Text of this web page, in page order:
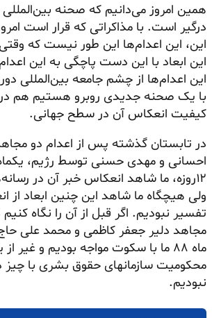
همین امروز می‌دانیم که صحنه
درگیر است. با مذاکراتی که قرار است
این، این اعدام‌ها این طور نیست که
این ابعاد با این دست پاچگی به این
این اعدام‌ها از چشم جامعه بین‌المللی
با یک صحنه جدیدی روبرو هستیم هم
کیفیت انعکاس آن در سطح جهانی.
در تابستان گذشته پس از اعدام دو
احسانی و مهدی حسنی توسط رژیم،
۱۲روزه، ما شاهد انعکاس خبر آن در
ولی هیچگاه ما شاهد این چنین ابعاد از
تفسیر نبودیم. اگر قبل از آن را نگاه
مجاهد دلیر جعفر کاظمی و محمد علی
ماه ۸۸ ما با سکوت مواجه بودیم و غیر
محکومیت سازمانهای حقوق بشری با چیز
نبودیم.